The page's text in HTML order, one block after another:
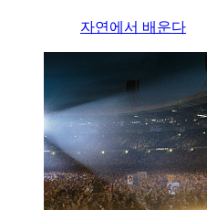
자연에서 배운다